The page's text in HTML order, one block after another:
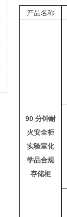
产品名称
90 分钟耐
火安全柜
实验室化
学品合规
存储柜